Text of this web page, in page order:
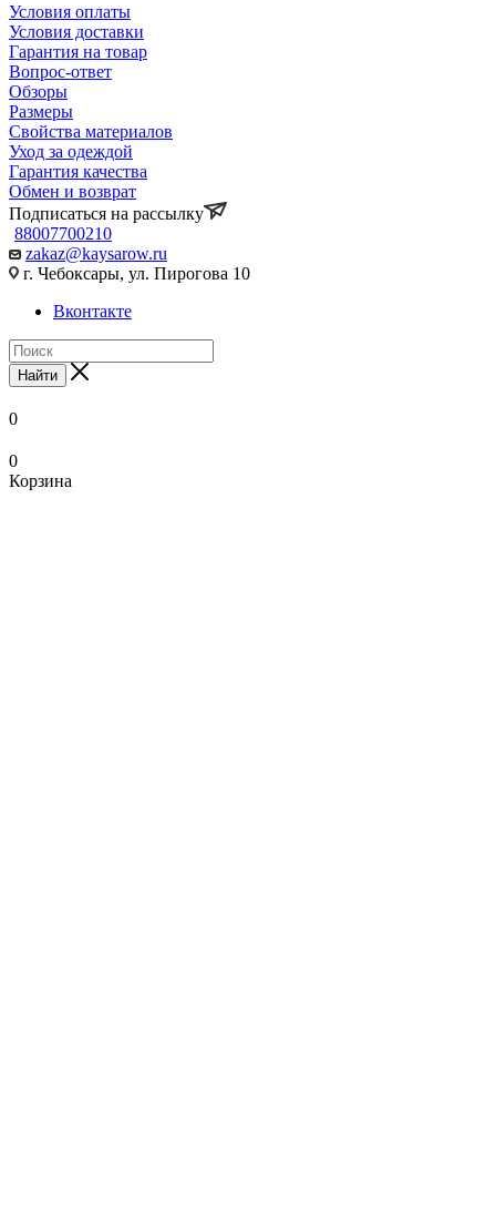
Условия оплаты
Условия доставки
Гарантия на товар
Вопрос-ответ
Обзоры
Размеры
Свойства материалов
Уход за одеждой
Гарантия качества
Обмен и возврат
Подписаться на рассылку
88007700210
zakaz@kaysarow.ru
г. Чебоксары, ул. Пирогова 10
Вконтакте
Найти
0
0
Корзина